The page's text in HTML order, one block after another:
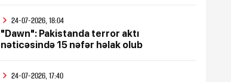
24-07-2026, 18:04
"Dawn": Pakistanda terror aktı
nəticəsində 15 nəfər həlak olub
24-07-2026, 17:40